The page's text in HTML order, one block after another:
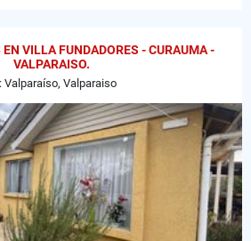
VILLA FUNDADORES - CURAUMA -
VALPARAISO.
Valparaíso, Valparaiso